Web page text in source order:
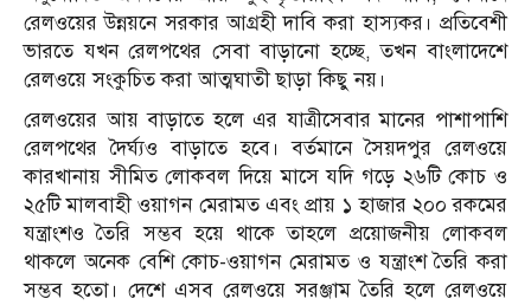
রেলওয়ের উন্নয়নে সরকার আগ্রহী দাবি করা হাস্যকর। প্রতিবেশী
ভারতে যখন রেলপথের সেবা বাড়ানো হচ্ছে, তখন বাংলাদেশে
রেলওয়ে সংকুচিত করা আত্মঘাতী ছাড়া কিছু নয়।
রেলওয়ের আয় বাড়াতে হলে এর যাত্রীসেবার মানের পাশাপাশি
রেলপথের দৈর্ঘ্যও বাড়াতে হবে। বর্তমানে সৈয়দপুর রেলওয়ে
কারখানায় সীমিত লোকবল দিয়ে মাসে যদি গড়ে ২৬টি কোচ ও
২৫টি মালবাহী ওয়াগন মেরামত এবং প্রায় ১ হাজার ২০০ রকমের
যন্ত্রাংশও তৈরি সম্ভব হয়ে থাকে তাহলে প্রয়োজনীয় লোকবল
থাকলে অনেক বেশি কোচ-ওয়াগন মেরামত ও যন্ত্রাংশ তৈরি করা
সম্ভব হতো। দেশে এসব রেলওয়ে সরঞ্জাম তৈরি হলে রেলওয়ে